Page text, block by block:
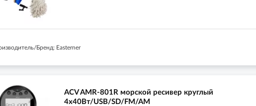
Бренд: Easterner
ACV AMR-801R морской ресивер круглый
4х40Вт/USB/SD/FM/AM